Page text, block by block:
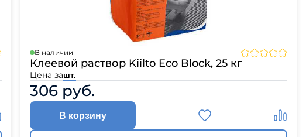
В наличии
Клеевой раствор Kiilto Eco Block, 25 кг
Цена зашт.
306 руб.
В корзину